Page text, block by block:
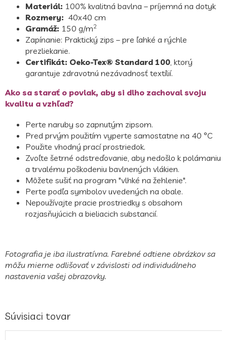
Materiál: 100% kvalitná bavlna – príjemná na dotyk
Rozmery: 40x40 cm
Gramáž: 150 g/m2
Zapínanie: Praktický zips – pre ľahké a rýchle
prezliekanie.
Certifikát: Oeko-Tex® Standard 100 , ktorý
garantuje zdravotnú nezávadnosť textílií.
Ako sa starať o povlak, aby si dlho zachoval svoju
kvalitu a vzhľad?
Perte naruby so zapnutým zipsom.
Pred prvým použitím vyperte samostatne na 40 °C
Použite vhodný prací prostriedok.
Zvoľte šetrné odstreďovanie, aby nedošlo k polámaniu
a trvalému poškodeniu bavlnených vlákien.
Môžete sušiť na program "vlhké na žehlenie".
Perte podľa symbolov uvedených na obale.
Nepoužívajte pracie prostriedky s obsahom
rozjasňujúcich a bieliacich substancií.
Fotografia je iba ilustratívna. Farebné odtiene obrázkov sa
môžu mierne odlišovať v závislosti od individuálneho
nastavenia vašej obrazovky.
Súvisiaci tovar